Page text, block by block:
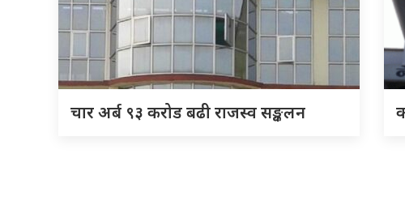
चार अर्ब ९३ करोड बढी राजस्व सङ्कलन